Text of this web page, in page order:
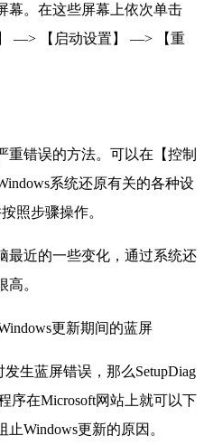
幕。在这些屏幕上依次单击
—> 【启动设置】 —> 【重
重错误的方法。可以在【控制
系统还原有关的各种设
照步骤操作。
最近的一些变化，通过系统还
。
更新期间的蓝屏
生蓝屏错误，那么SetupDiag
序在Microsoft网站上就可以下
Windows更新的原因。